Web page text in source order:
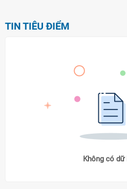
TIN TIÊU ĐIỂM
Không có dữ